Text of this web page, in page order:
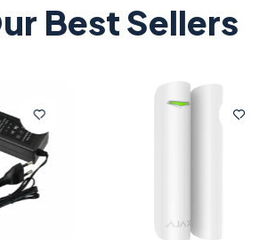
Best Sellers